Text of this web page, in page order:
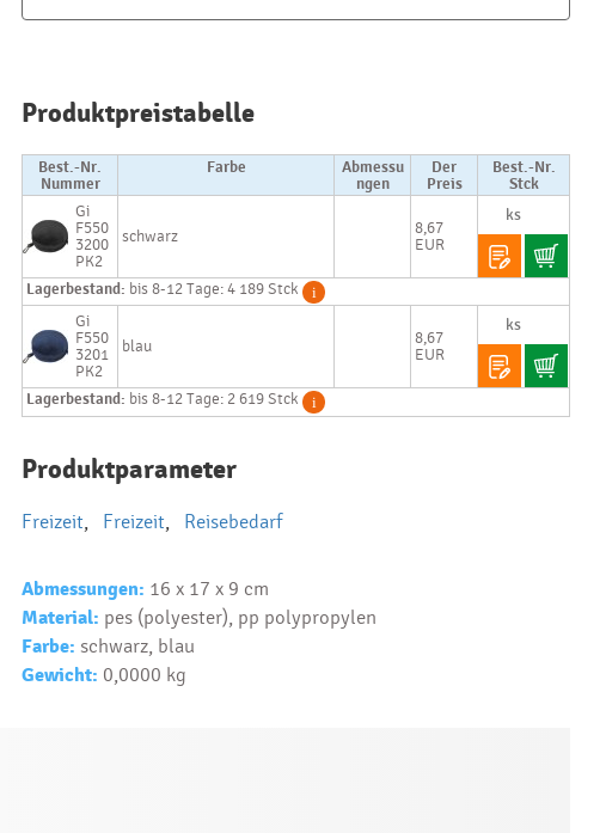
nákupe
predmetov
premedy?
predmet?
Produktpreistabelle
Best.-Nr.
Nummer
Farbe
Abmessu
ngen
Der
Preis
Best.-Nr.
Stck
Gi
F550
3200
PK2
schwarz
8,67
EUR
Lagerbestand: bis 8-12 Tage: 4 189 Stck
Gi
F550
3201
PK2
blau
8,67
EUR
Lagerbestand: bis 8-12 Tage: 2 619 Stck
Produktparameter
Freizeit Freizeit Reisebedarf
Abmessungen: 16 x 17 x 9 cm
Material: pes (polyester), pp polypropylen
Farbe: schwarz, blau
Gewicht: 0,0000 kg